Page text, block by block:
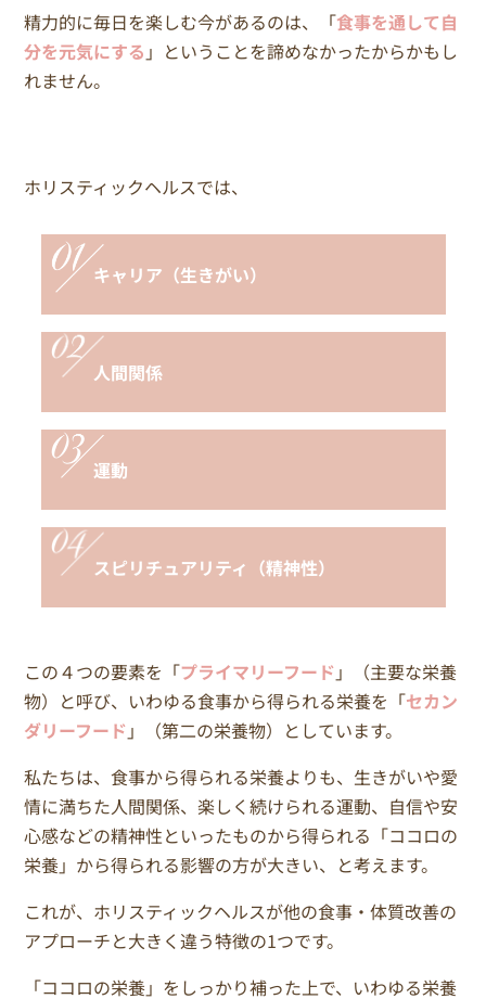
精力的に毎日を楽しむ今があるのは、「食事を通して自
分を元気にする 」ということを諦めなかったからかもし
れません。
ホリスティックヘルスでは、
キャリア（生きがい）
人間関係
運動
スピリチュアリティ（精神性）
この４つの要素を「プライマリーフード 」（主要な栄養
物）と呼び、いわゆる食事から得られる栄養を「セカン
ダリーフード 」（第二の栄養物）としています。
私たちは、食事から得られる栄養よりも、生きがいや愛
情に満ちた人間関係、楽しく続けられる運動、自信や安
心感などの精神性といったものから得られる「ココロの
栄養」から得られる影響の方が大きい、と考えます。
これが、ホリスティックヘルスが他の食事・体質改善の
アプローチと大きく違う特徴の1つです。
「ココロの栄養」をしっかり補った上で、いわゆる栄養